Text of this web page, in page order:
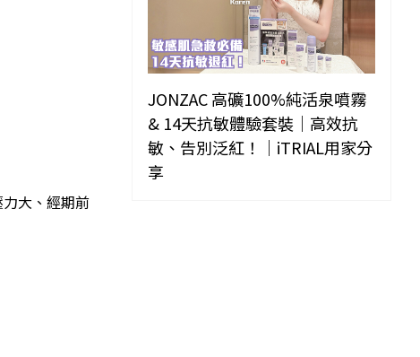
大、經期前
JONZAC 高礦100%純活泉噴霧
& 14天抗敏體驗套裝｜高效抗
敏、告別泛紅！｜iTRIAL用家分
享